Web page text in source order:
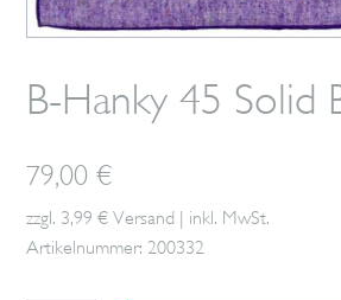
B-Hanky 45 Solid
79,00€
zzgl. 3,99 € Versand | inkl. MwSt.
Artikelnummer: 200332